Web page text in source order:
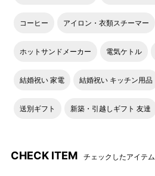
コーヒー アイロン・衣類スチーマー
ホットサンドメーカー 電気ケトル
結婚祝い 家電 結婚祝い キッチン用品
送別ギフト 新築・引越しギフト 友達
CHECK ITEM チェックしたアイテム